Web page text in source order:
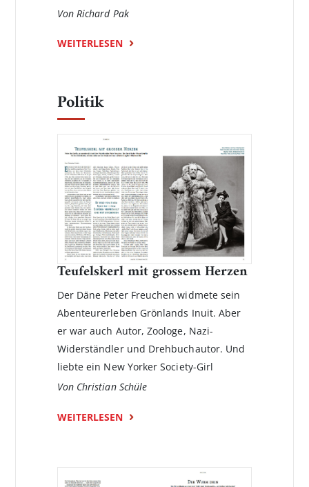
Von Richard Pak
WEITERLESEN
Politik
Teufelskerl mit grossem Herzen
Der Däne Peter Freuchen widmete sein
Abenteurerleben Grönlands Inuit. Aber
er war auch Autor, Zoologe, Nazi-
Widerständler und Drehbuchautor. Und
liebte ein New Yorker Society-Girl
Von Christian Schüle
WEITERLESEN